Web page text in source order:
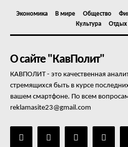
Контакты
Экономика В мире Общество
Культура
Отдых
О сайте "КавПолит"
КАВПОЛИТ - это качественная
стремящихся быть в курсе
вашем смартфоне. По всем
reklamasite23@gmail.com